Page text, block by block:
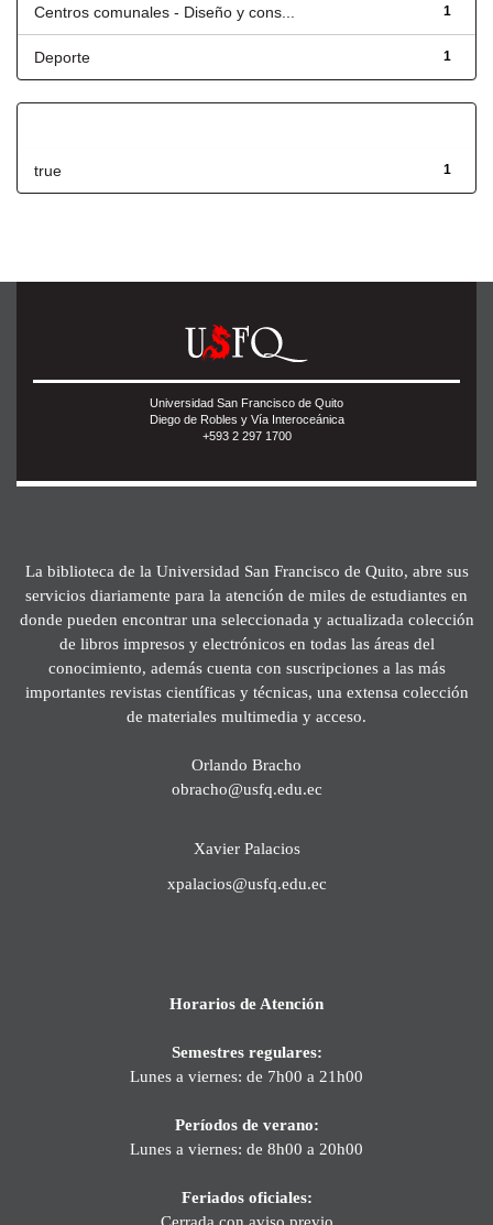
1
Centros comunales - Diseño y cons...
1
Deporte
1
true
Universidad San Francisco de Quito
Diego de Robles y Vía Interoceánica
+593 2 297 1700
La biblioteca de la Universidad San Francisco de Quito, abre sus
servicios diariamente para la atención de miles de estudiantes en
donde pueden encontrar una seleccionada y actualizada colección
de libros impresos y electrónicos en todas las áreas del
conocimiento, además cuenta con suscripciones a las más
importantes revistas científicas y técnicas, una extensa colección
de materiales multimedia y acceso.
Orlando Bracho
obracho@usfq.edu.ec
Xavier Palacios
xpalacios@usfq.edu.ec
Horarios de Atención
Semestres regulares:
Lunes a viernes: de 7h00 a 21h00
Períodos de verano:
Lunes a viernes: de 8h00 a 20h00
Feriados oficiales:
Cerrada con aviso previo